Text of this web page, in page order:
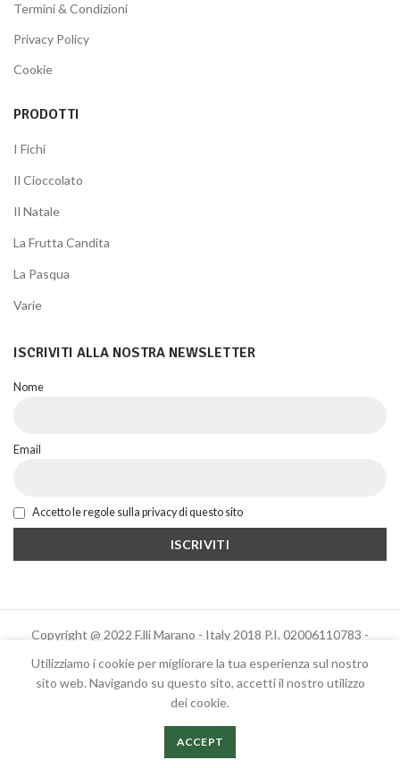
Termini & Condizioni
Privacy Policy
Cookie
PRODOTTI
I Fichi
Il Cioccolato
Il Natale
La Frutta Candita
La Pasqua
Varie
ISCRIVITI ALLA NOSTRA NEWSLETTER
Nome
Email
Accetto le regole sulla privacy di questo sito
Copyright @ 2022 F.lli Marano - Italy 2018 P.I. 02006110783 -
Italiano English
Utilizziamo i cookie per migliorare la tua esperienza sul nostro
sito web. Navigando su questo sito, accetti il ​​nostro utilizzo
dei cookie.
ACCEPT